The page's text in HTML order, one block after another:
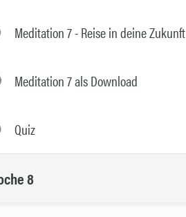
Meditation 7 - Reise in deine Zukunft
Meditation 7 als Download
Quiz
8